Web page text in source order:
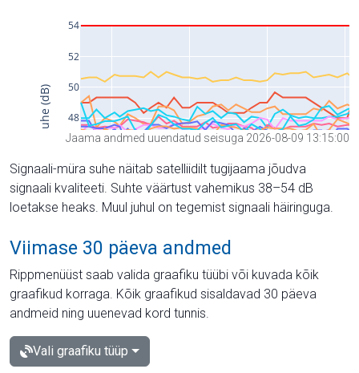
Jaama andmed uuendatud seisuga 2026-08-09 13:15:00
Signaali-müra suhe näitab satelliidilt tugijaama jõudva
signaali kvaliteeti. Suhte väärtust vahemikus 38–54 dB
loetakse heaks. Muul juhul on tegemist signaali häiringuga.
Viimase 30 päeva andmed
Rippmenüüst saab valida graafiku tüübi või kuvada kõik
graafikud korraga. Kõik graafikud sisaldavad 30 päeva
andmeid ning uuenevad kord tunnis.
Vali graafiku tüüp